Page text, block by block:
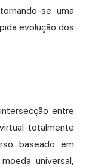
se uma
evolução dos
entre
totalmente
baseado em
universal,